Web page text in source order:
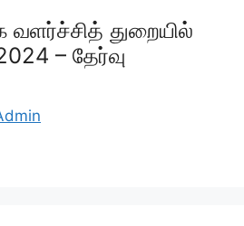
வளர்ச்சித் துறையில்
– தேர்வு